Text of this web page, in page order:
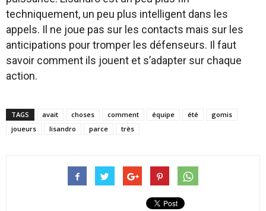
techniquement, un peu plus intelligent dans les
appels. Il ne joue pas sur les contacts mais sur les
anticipations pour tromper les défenseurs. Il faut
savoir comment ils jouent et s’adapter sur chaque
action.
TAGS avait choses comment équipe été
gomis
joueurs
lisandro parce très